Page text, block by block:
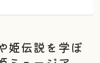
姫伝説を学ぼ